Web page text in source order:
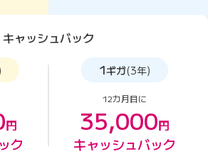
キャッシュバック
円
ク
1ギガ(3年)
12カ月目に
35,000円
キャッシュバック